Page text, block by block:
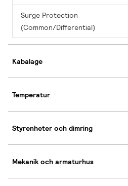
Surge Protection
(Common/Differential)
Kabalage
Temperatur
Styrenheter och dimring
Mekanik och armaturhus